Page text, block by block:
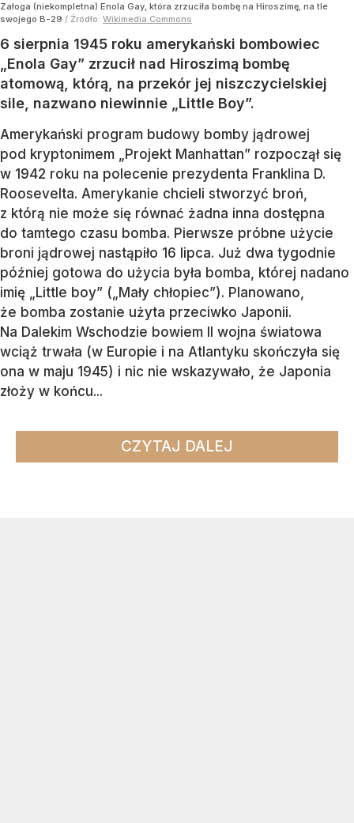
Załoga (niekompletna) Enola Gay, która zrzuciła bombę na Hiroszimę, na tle
swojego B-29 / Źródło: Wikimedia Commons
6 sierpnia 1945 roku amerykański bombowiec
„Enola Gay” zrzucił nad Hiroszimą bombę
atomową, którą, na przekór jej niszczycielskiej
sile, nazwano niewinnie „Little Boy”.
Amerykański program budowy bomby jądrowej
pod kryptonimem „Projekt Manhattan” rozpoczął się
w 1942 roku na polecenie prezydenta Franklina D.
Roosevelta. Amerykanie chcieli stworzyć broń,
z którą nie może się równać żadna inna dostępna
do tamtego czasu bomba. Pierwsze próbne użycie
broni jądrowej nastąpiło 16 lipca. Już dwa tygodnie
później gotowa do użycia była bomba, której nadano
imię „Little boy” („Mały chłopiec”). Planowano,
że bomba zostanie użyta przeciwko Japonii.
Na Dalekim Wschodzie bowiem II wojna światowa
wciąż trwała (w Europie i na Atlantyku skończyła się
ona w maju 1945) i nic nie wskazywało, że Japonia
złoży w końcu...
CZYTAJ DALEJ